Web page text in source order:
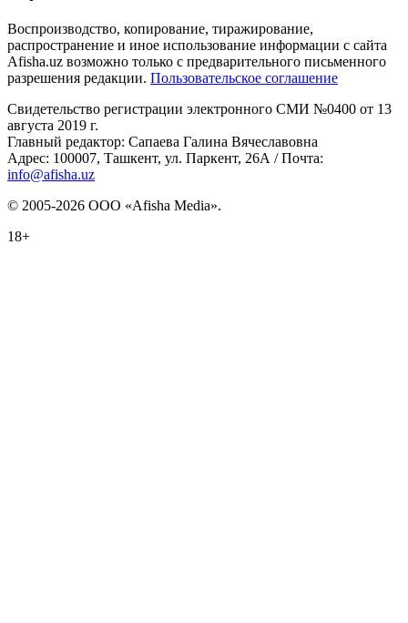
Воспроизводство, копирование, тиражирование,
распространение и иное использование информации с сайта
Afisha.uz возможно только с предварительного письменного
разрешения редакции. Пользовательское соглашение
Свидетельство регистрации электронного СМИ №0400 от 13
августа 2019 г.
Главный редактор: Сапаева Галина Вячеславовна
Адрес: 100007, Ташкент, ул. Паркент, 26А / Почта:
info@afisha.uz
© 2005-2026 ООО «Afisha Media».
18+